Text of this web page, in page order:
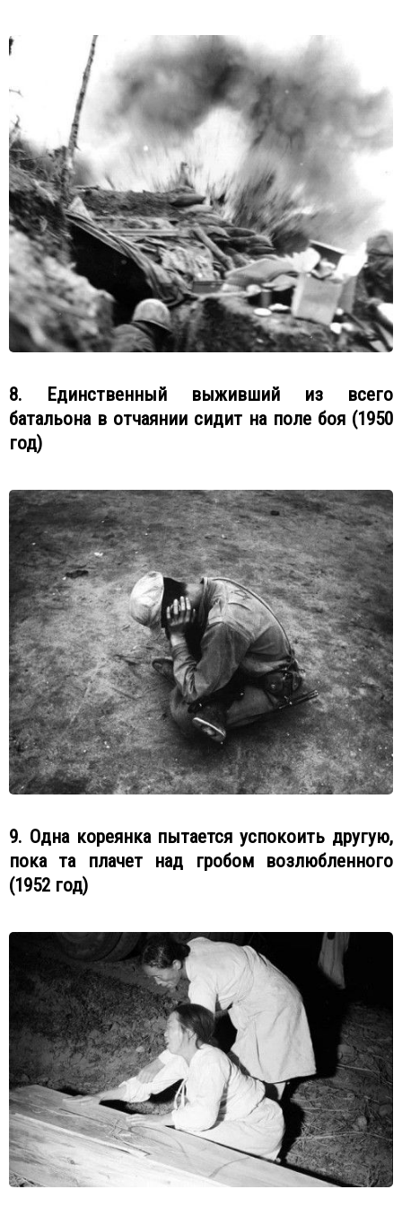
8. Единственный выживший из всего
батальона в отчаянии сидит на поле боя (1950
год)
9. Одна кореянка пытается успокоить другую,
пока та плачет над гробом возлюбленного
(1952 год)